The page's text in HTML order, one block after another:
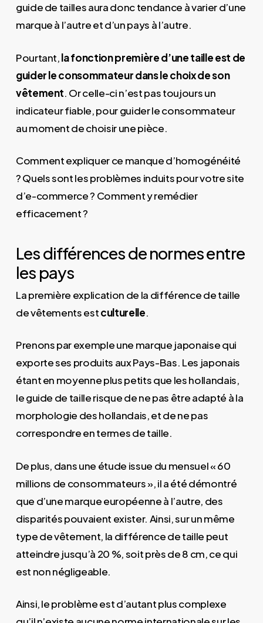
guide de tailles aura donc tendance à varier d’une
marque à l’autre et d’un pays à l’autre.
Pourtant,la fonction première d’une taille est de
guider le consommateur dans le choix de son
vêtement. Or celle-ci n’est pas toujours un
indicateur fiable, pour guider le consommateur
au moment de choisir une pièce.
Comment expliquer ce manque d’homogénéité
? Quels sont les problèmes induits pour votre site
d’e-commerce ? Comment y remédier
efficacement ?
Les différences de normes entre
les pays
La première explication de la différence de taille
de vêtements estculturelle.
Prenons par exemple une marque japonaise qui
exporte ses produits aux Pays-Bas. Les japonais
étant en moyenne plus petits que les hollandais,
le guide de taille risque de ne pas être adapté à la
morphologie des hollandais, et de ne pas
correspondre en termes de taille.
De plus, dans une étude issue du mensuel « 60
millions de consommateurs », il a été démontré
que d’une marque européenne à l’autre, des
disparités pouvaient exister. Ainsi, sur un même
type de vêtement, la différence de taille peut
atteindre jusqu’à 20 %, soit près de 8 cm, ce qui
est non négligeable.
Ainsi, le problème est d’autant plus complexe